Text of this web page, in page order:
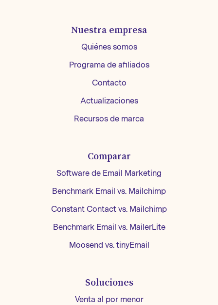
Nuestra empresa
Quiénes somos
Programa de afiliados
Contacto
Actualizaciones
Recursos de marca
Comparar
Software de Email Marketing
Benchmark Email vs. Mailchimp
Constant Contact vs. Mailchimp
Benchmark Email vs. MailerLite
Moosend vs. tinyEmail
Soluciones
Venta al por menor